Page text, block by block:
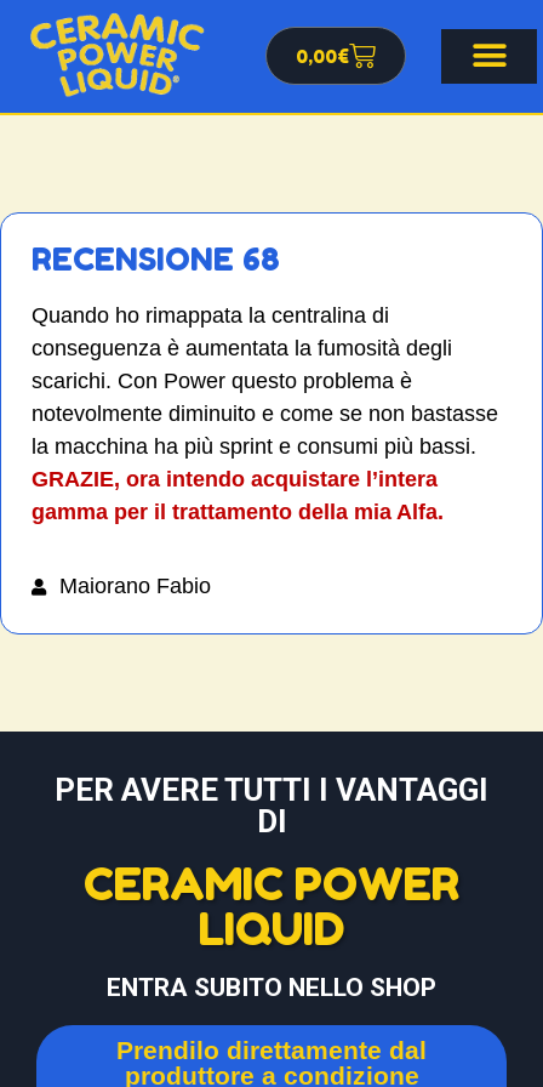
0,00€
RECENSIONE 68
Quando ho rimappata la centralina di
conseguenza è aumentata la fumosità degli
scarichi. Con Power questo problema è
notevolmente diminuito e come se non bastasse
la macchina ha più sprint e consumi più bassi.
GRAZIE, ora intendo acquistare l’intera
gamma per il trattamento della mia Alfa.
Maiorano Fabio
PER AVERE TUTTI I VANTAGGI
DI
CERAMIC POWER
LIQUID
ENTRA SUBITO NELLO SHOP
Prendilo direttamente dal
produttore a condizione